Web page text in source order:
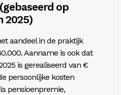
(gebaseerd op
2025)
aandeel in de praktijk
Aanname is ook dat
is gerealiseerd van €
persoonlijke kosten
pensioenpremie,